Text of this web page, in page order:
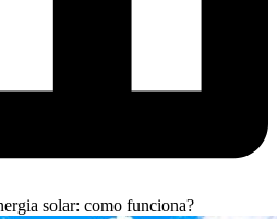
solar: como funciona?